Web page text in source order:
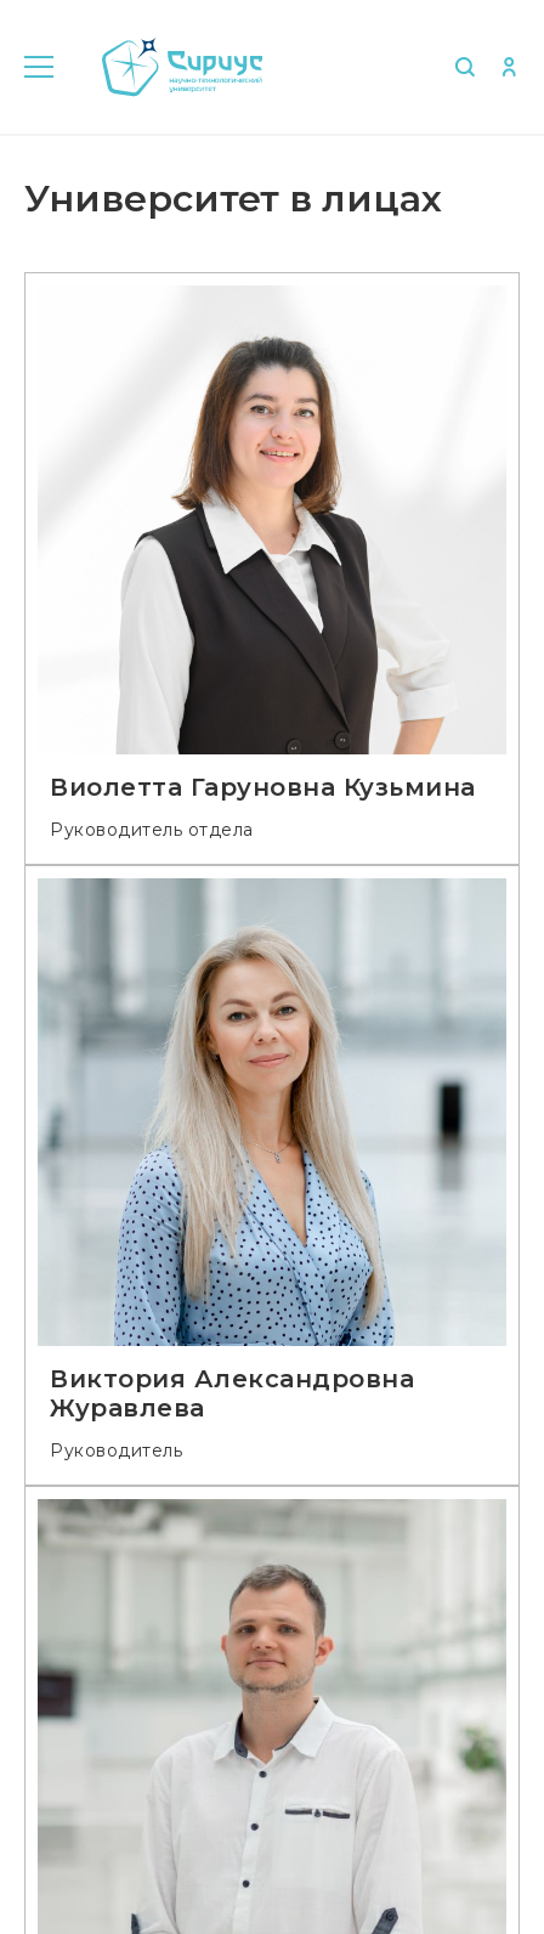
Университет в лицах
Виолетта Гаруновна Кузьмина
Руководитель отдела
Виктория Александровна
Журавлева
Руководитель